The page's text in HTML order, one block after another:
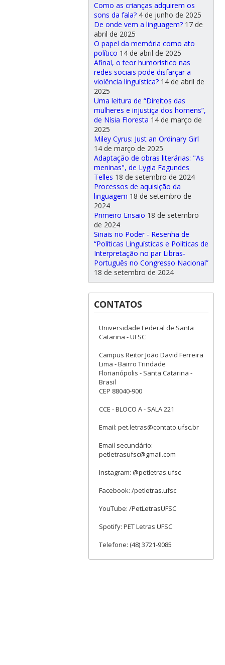
Como as crianças adquirem os
sons da fala? 4 de junho de 2025
De onde vem a linguagem? 17 de
abril de 2025
O papel da memória como ato
político 14 de abril de 2025
Afinal, o teor humorístico nas
redes sociais pode disfarçar a
violência linguística? 14 de abril de
2025
Uma leitura de “Direitos das
mulheres e injustiça dos homens”,
de Nísia Floresta 14 de março de
2025
Miley Cyrus: Just an Ordinary Girl
14 de março de 2025
Adaptação de obras literárias: "As
meninas", de Lygia Fagundes
Telles 18 de setembro de 2024
Processos de aquisição da
linguagem 18 de setembro de
2024
Primeiro Ensaio 18 de setembro
de 2024
Sinais no Poder - Resenha de
“Políticas Linguísticas e Políticas de
Interpretação no par Libras-
Português no Congresso Nacional”
18 de setembro de 2024
CONTATOS
Universidade Federal de Santa
Catarina - UFSC
Campus Reitor João David Ferreira
Lima - Bairro Trindade
Florianópolis - Santa Catarina -
Brasil
CEP 88040-900
CCE - BLOCO A - SALA 221
Email: pet.letras@contato.ufsc.br
Email secundário:
petletrasufsc@gmail.com
Instagram: @petletras.ufsc
Facebook: /petletras.ufsc
YouTube: /PetLetrasUFSC
Spotify: PET Letras UFSC
Telefone: (48) 3721-9085